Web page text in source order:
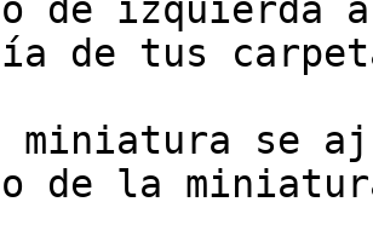
de izquierda
de tus
se
de la